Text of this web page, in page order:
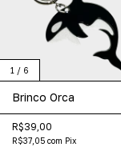
1 / 6
Brinco Orca
R$39,00
R$37,05 com Pix